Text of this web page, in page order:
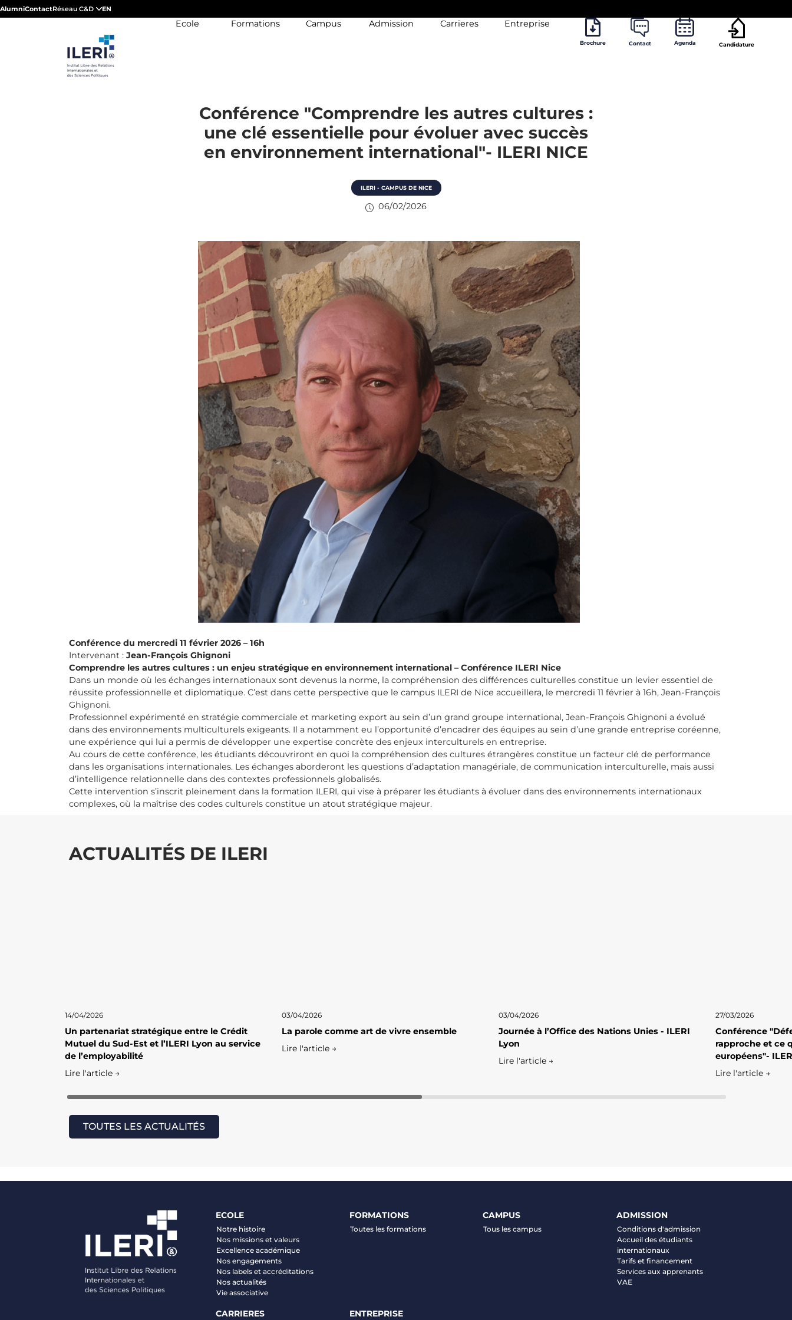
AlumniContactRéseau C&D EN
Ecole Formations Campus Admission Carrieres Entreprise
Brochure Contact Agenda Candidature
Conférence "Comprendre les autres cultures :
une clé essentielle pour évoluer avec succès
en environnement international"- ILERI NICE
ILERI - CAMPUS DE NICE
06/02/2026
Conférence du mercredi 11 février 2026 – 16h
Intervenant : Jean-François Ghignoni
Comprendre les autres cultures : un enjeu stratégique en environnement international – Conférence ILERI Nice
Dans un monde où les échanges internationaux sont devenus la norme, la compréhension des différences culturelles constitue un levier essentiel de
réussite professionnelle et diplomatique. C’est dans cette perspective que le campus ILERI de Nice accueillera, le mercredi 11 février à 16h, Jean-François
Ghignoni.
Professionnel expérimenté en stratégie commerciale et marketing export au sein d’un grand groupe international, Jean-François Ghignoni a évolué
dans des environnements multiculturels exigeants. Il a notamment eu l’opportunité d’encadrer des équipes au sein d’une grande entreprise coréenne,
une expérience qui lui a permis de développer une expertise concrète des enjeux interculturels en entreprise.
Au cours de cette conférence, les étudiants découvriront en quoi la compréhension des cultures étrangères constitue un facteur clé de performance
dans les organisations internationales. Les échanges aborderont les questions d’adaptation managériale, de communication interculturelle, mais aussi
d’intelligence relationnelle dans des contextes professionnels globalisés.
Cette intervention s’inscrit pleinement dans la formation ILERI, qui vise à préparer les étudiants à évoluer dans des environnements internationaux
complexes, où la maîtrise des codes culturels constitue un atout stratégique majeur.
ACTUALITÉS DE ILERI
14/04/2026
Un partenariat stratégique entre le Crédit
Mutuel du Sud-Est et l’ILERI Lyon au service
de l’employabilité
Lire l'article →
03/04/2026
La parole comme art de vivre ensemble
Lire l'article →
03/04/2026
Journée à l’Office des Nations Unies - ILERI
Lyon
Lire l'article →
27/03/2026
Conférence
rapproche et ce
européens"-
Lire l'article →
TOUTES LES ACTUALITÉS
ECOLE
Notre histoire
Nos missions et valeurs
Excellence académique
Nos engagements
Nos labels et accréditations
Nos actualités
Vie associative
FORMATIONS
Toutes les formations
CAMPUS
Tous les campus
ADMISSION
Conditions d'admission
Accueil des étudiants
internationaux
Tarifs et financement
Services aux apprenants
VAE
CARRIERES ENTREPRISE